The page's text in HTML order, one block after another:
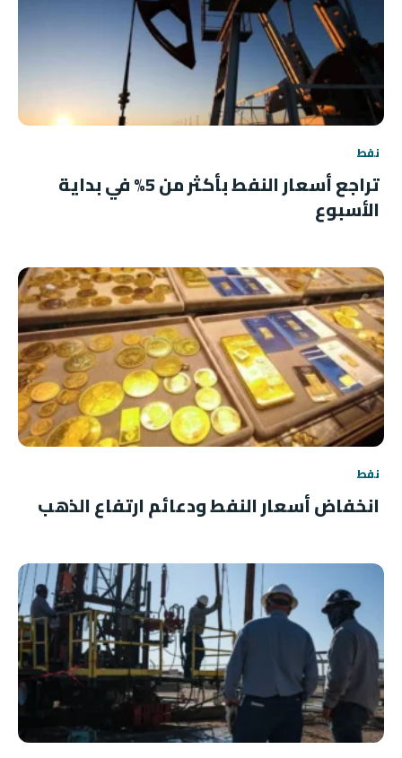
نفط
تراجع أسعار النفط بأكثر من 5% في بداية
الأسبوع
نفط
انخفاض أسعار النفط ودعائم ارتفاع الذهب